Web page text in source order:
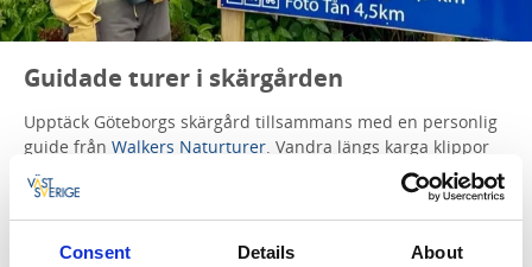
Consent Details About
Guidade turer i skärgården
Upptäck Göteborgs skärgård tillsammans med en personlig
guide från Walkers Naturturer. Vandra längs karga klippor
eller paddla kajak mellan öarna och upplev naturens lugn
och storslagna vyer på nära håll.